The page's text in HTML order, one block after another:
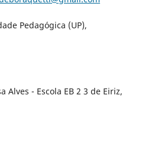
Pedagógica (UP),
Alves - Escola EB 2 3 de Eiriz,